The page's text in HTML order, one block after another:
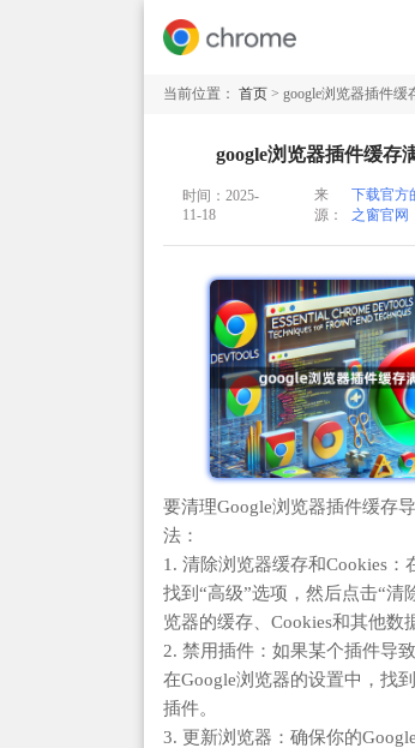
当前位置： 首页 > google浏览器插件
google浏览器插件缓存
时间：2025-
11-18
来
源：
下载官方
之窗官网
要清理Google浏览器插件缓存
法：
1. 清除浏览器缓存和Cookies：
找到“高级”选项，然后点击“清
览器的缓存、Cookies和其他数
2. 禁用插件：如果某个插件导
在Google浏览器的设置中，找
插件。
3. 更新浏览器：确保你的